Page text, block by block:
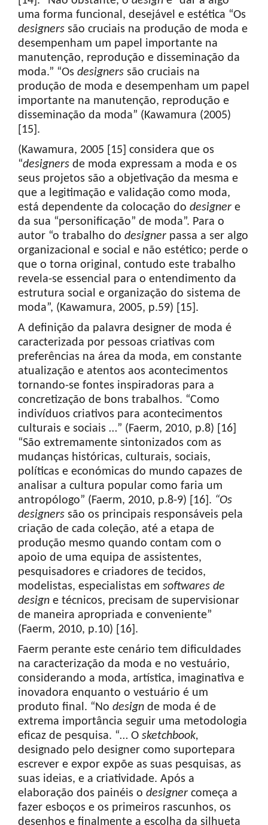
uma forma funcional, desejável e estética “Os
designers são cruciais na produção de moda e
desempenham um papel importante na
manutenção, reprodução e disseminação da
moda.” “Os designers são cruciais na
produção de moda e desempenham um papel
importante na manutenção, reprodução e
disseminação da moda” (Kawamura (2005)
[15].
(Kawamura, 2005 [15] considera que os
“designers de moda expressam a moda e os
seus projetos são a objetivação da mesma e
que a legitimação e validação como moda,
está dependente da colocação do designer e
da sua “personificação” de moda”. Para o
autor “o trabalho do designer passa a ser algo
organizacional e social e não estético; perde o
que o torna original, contudo este trabalho
revela-se essencial para o entendimento da
estrutura social e organização do sistema de
moda”, (Kawamura, 2005, p.59) [15].
A definição da palavra designer de moda é
caracterizada por pessoas criativas com
preferências na área da moda, em constante
atualização e atentos aos acontecimentos
tornando-se fontes inspiradoras para a
concretização de bons trabalhos. “Como
indivíduos criativos para acontecimentos
culturais e sociais …” (Faerm, 2010, p.8) [16]
“São extremamente sintonizados com as
mudanças históricas, culturais, sociais,
políticas e económicas do mundo capazes de
analisar a cultura popular como faria um
antropólogo” (Faerm, 2010, p.8-9) [16]. “Os
designers são os principais responsáveis pela
criação de cada coleção, até a etapa de
produção mesmo quando contam com o
apoio de uma equipa de assistentes,
pesquisadores e criadores de tecidos,
modelistas, especialistas em softwares de
design e técnicos, precisam de supervisionar
de maneira apropriada e conveniente”
(Faerm, 2010, p.10) [16].
Faerm perante este cenário tem dificuldades
na caracterização da moda e no vestuário,
considerando a moda, artística, imaginativa e
inovadora enquanto o vestuário é um
produto final. “No design de moda é de
extrema importância seguir uma metodologia
eficaz de pesquisa. “… O sketchbook,
designado pelo designer como suportepara
escrever e expor expõe as suas pesquisas, as
suas ideias, e a criatividade. Após a
elaboração dos painéis o designer começa a
fazer esboços e os primeiros rascunhos, os
desenhos e finalmente a escolha da silhueta